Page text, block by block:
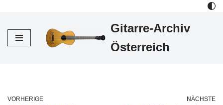
Inhalt
Gitarre-Archiv
Österreich
VORHERIGE NÄCHSTE